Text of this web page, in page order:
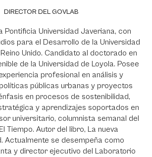
DIRECTOR DEL GOVLAB
Pontificia Universidad Javeriana, con
para el Desarrollo de la Universidad
Unido. Candidato al doctorado en
de la Universidad de Loyola. Posee
profesional en análisis y
públicas urbanas y proyectos
en procesos de sostenibilidad,
y aprendizajes soportados en
universitario, columnista semanal del
Tiempo. Autor del libro, La nueva
Actualmente se desempeña como
y director ejecutivo del Laboratorio